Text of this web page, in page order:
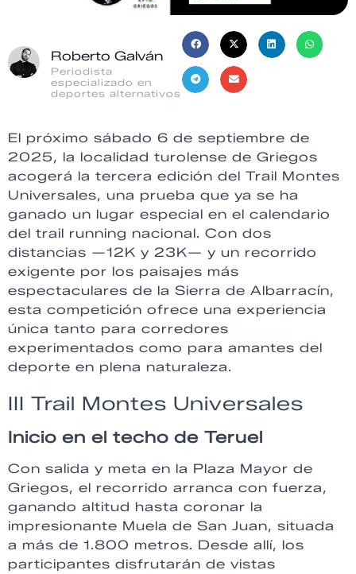
Roberto Galván
Periodista
especializado en
deportes alternativos
El próximo sábado 6 de septiembre de
2025, la localidad turolense de Griegos
acogerá la tercera edición del Trail Montes
Universales, una prueba que ya se ha
ganado un lugar especial en el calendario
del trail running nacional. Con dos
distancias —12K y 23K— y un recorrido
exigente por los paisajes más
espectaculares de la Sierra de Albarracín,
esta competición ofrece una experiencia
única tanto para corredores
experimentados como para amantes del
deporte en plena naturaleza.
III Trail Montes Universales
Inicio en el techo de Teruel
Con salida y meta en la Plaza Mayor de
Griegos, el recorrido arranca con fuerza,
ganando altitud hasta coronar la
impresionante Muela de San Juan, situada
a más de 1.800 metros. Desde allí, los
participantes disfrutarán de vistas